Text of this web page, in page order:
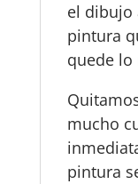
el dibujo
pintura
quede lo
mucho
pintura